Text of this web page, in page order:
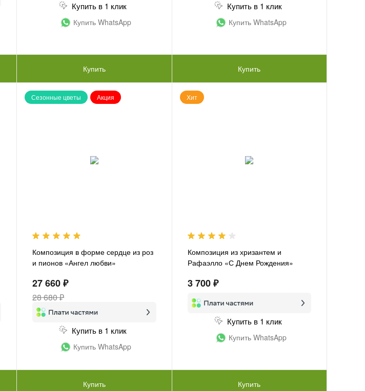
Купить в 1 клик
Купить WhatsApp
Купить
Купить в 1 клик
Купить WhatsApp
Купить
Сезонные цветы Акция
Композиция в форме сердце из роз
и пионов «Ангел любви»
27 660 ₽
28 680 ₽
Купить в 1 клик
Купить WhatsApp
Купить
Хит
Композиция из хризантем и
Рафаэлло «С Днем Рождения»
3 700 ₽
Купить в 1 клик
Купить WhatsApp
Купить